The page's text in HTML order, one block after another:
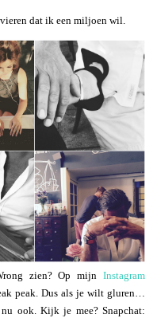
dat ik een miljoen wil.
zien? Op mijn Instagram
peak. Dus als je wilt gluren…
ook. Kijk je mee? Snapchat: